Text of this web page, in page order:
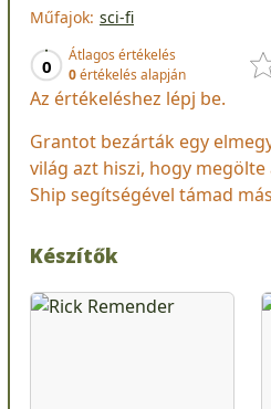
Műfajok: sci-fi
0
Átlagos értékelés
0értékelés alapján
Az értékeléshez lépj be.
Grantot bezárták egy
világ azt hiszi, hogy
Ship segítségével támad
Készítők